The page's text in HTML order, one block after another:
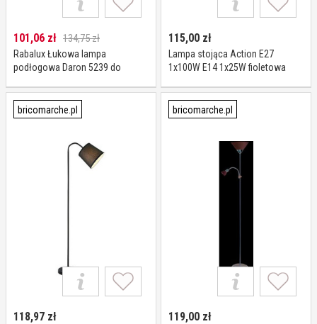
101,06 zł 134,75 zł
Rabalux Łukowa lampa
podłogowa Daron 5239 do
115,00 zł
Lampa stojąca Action E27
1x100W E14 1x25W fioletowa
bricomarche.pl
118,97 zł
bricomarche.pl
119,00 zł